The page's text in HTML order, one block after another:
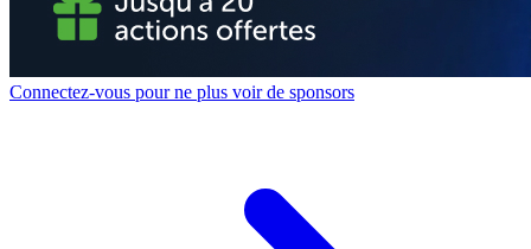
Connectez-vous pour ne plus voir de sponsors